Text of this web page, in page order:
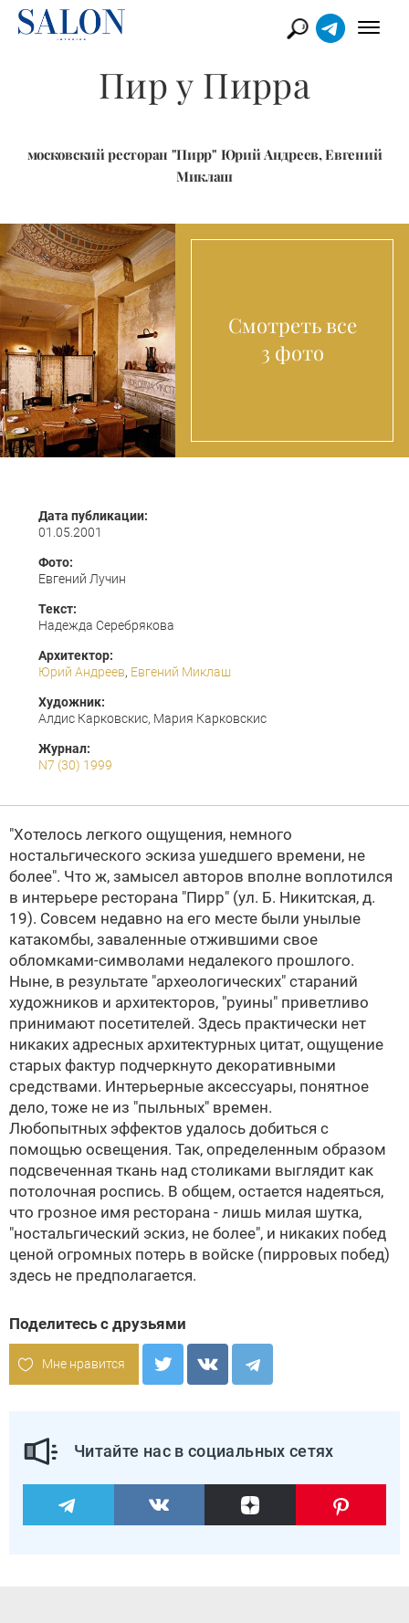
Пир у Пирра
московский ресторан "Пирр" Юрий Андреев, Евгений
Миклаш
Смотреть все
3 фото
Дата публикации:
01.05.2001
Фото:
Евгений Лучин
Текст:
Надежда Серебрякова
Архитектор:
Юрий Андреев, Евгений Миклаш
Художник:
Алдис Карковскис, Мария Карковскис
Журнал:
N7 (30) 1999
"Хотелось легкого ощущения, немного
ностальгического эскиза ушедшего времени, не
более". Что ж, замысел авторов вполне воплотился
в интерьере ресторана "Пирр" (ул. Б. Никитская, д.
19). Совсем недавно на его месте были унылые
катакомбы, заваленные отжившими свое
обломками-символами недалекого прошлого.
Ныне, в результате "археологических" стараний
художников и архитекторов, "руины" приветливо
принимают посетителей. Здесь практически нет
никаких адресных архитектурных цитат, ощущение
старых фактур подчеркнуто декоративными
средствами. Интерьерные аксессуары, понятное
дело, тоже не из "пыльных" времен.
Любопытных эффектов удалось добиться с
помощью освещения. Так, определенным образом
подсвеченная ткань над столиками выглядит как
потолочная роспись. В общем, остается надеяться,
что грозное имя ресторана - лишь милая шутка,
"ностальгический эскиз, не более", и никаких побед
ценой огромных потерь в войске (пирровых побед)
здесь не предполагается.
Поделитесь с друзьями
Мне нравится
Читайте нас в социальных сетях